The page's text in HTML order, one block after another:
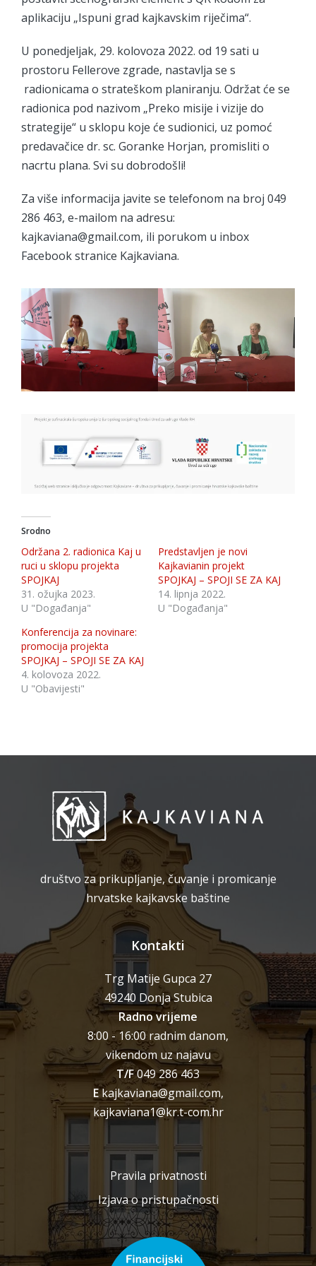
aplikaciju „Ispuni grad kajkavskim riječima“.
U ponedjeljak, 29. kolovoza 2022. od 19 sati u
prostoru Fellerove zgrade, nastavlja se s
radionicama o strateškom planiranju. Održat će se
radionica pod nazivom „Preko misije i vizije do
strategije“ u sklopu koje će sudionici, uz pomoć
predavačice dr. sc. Goranke Horjan, promisliti o
nacrtu plana. Svi su dobrodošli!
Za više informacija javite se telefonom na broj 049
286 463, e-mailom na adresu:
kajkaviana@gmail.com, ili porukom u inbox
Facebook stranice Kajkaviana.
Srodno
Održana 2. radionica Kaj u
ruci u sklopu projekta
SPOJKAJ
31. ožujka 2023.
U "Događanja"
Predstavljen je novi
Kajkavianin projekt
SPOJKAJ – SPOJI SE ZA KAJ
14. lipnja 2022.
U "Događanja"
Konferencija za novinare:
promocija projekta
SPOJKAJ – SPOJI SE ZA KAJ
4. kolovoza 2022.
U "Obavijesti"
društvo za prikupljanje, čuvanje i promicanje
hrvatske kajkavske baštine
Kontakti
Trg Matije Gupca 27
49240 Donja Stubica
Radno vrijeme
8:00 - 16:00 radnim danom,
vikendom uz najavu
T/F049 286 463
Ekajkaviana@gmail.com,
kajkaviana1@kr.t-com.hr
Pravila privatnosti
Izjava o pristupačnosti